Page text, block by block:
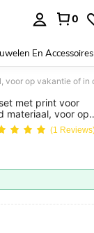
0
En Accessoires
voor op vakantie of in
met print voor
materiaal, voor op
(1